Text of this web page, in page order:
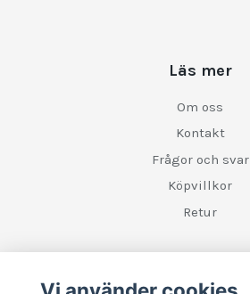
Läs mer
Om oss
Kontakt
Frågor och svar
Köpvillkor
Retur